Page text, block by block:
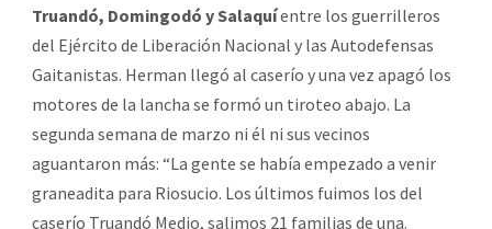
Truandó, Domingodó y Salaquíentre los guerrilleros
del Ejército de Liberación Nacional y las Autodefensas
Gaitanistas. Herman llegó al caserío y una vez apagó los
motores de la lancha se formó un tiroteo abajo. La
segunda semana de marzo ni él ni sus vecinos
aguantaron más: “La gente se había empezado a venir
graneadita para Riosucio. Los últimos fuimos los del
caserío Truandó Medio, salimos 21 familias de una.